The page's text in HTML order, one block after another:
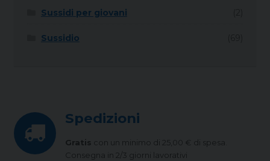
Sussidi per giovani
Sussidio
Spedizioni
Gratis con un minimo di 25,00 € di spesa.
Consegna in 2/3 giorni lavorativi